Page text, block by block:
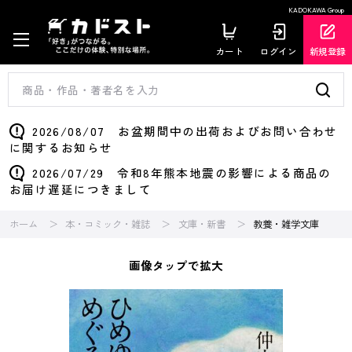
KADOKAWA Group
カート ログイン 新規登録
2026/08/07 お盆期間中の出荷およびお問い合わせ
に関するお知らせ
2026/07/29 令和8年熊本地震の影響による商品の
お届け遅延につきまして
ホーム 本・コミック・雑誌 文庫・新書 教養・雑学文庫
画像タップで拡大